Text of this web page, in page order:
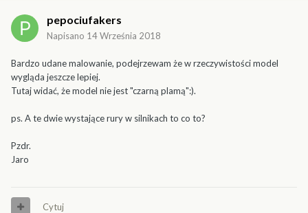
pepociufakers
Napisano 14 Września 2018
Bardzo udane malowanie, podejrzewam że w rzeczywistości model
wygląda jeszcze lepiej.
Tutaj widać, że model nie jest "czarną plamą":).
ps. A te dwie wystające rury w silnikach to co to?
Pzdr.
Jaro
Cytuj